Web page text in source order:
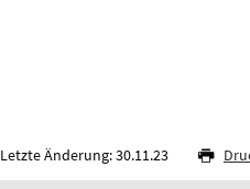
Letzte Änderung: 30.11.23